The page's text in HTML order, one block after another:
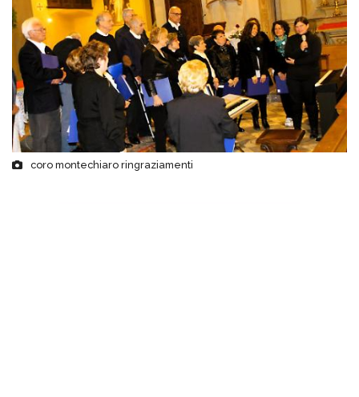
coro montechiaro ringraziamenti